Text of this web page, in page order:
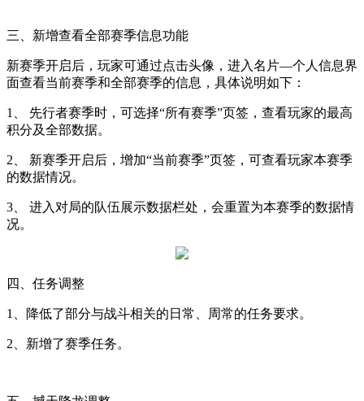
三、新增查看全部赛季信息功能
新赛季开启后， 玩家可通过点击头像，进入名片—个人信息界
面查看当前赛季和全部赛季的信息，具体说明如下：
1
、 先行者赛季时，可选择“所有赛季”页签，查看玩家的最高
积分及全部数据。
2 、 新赛季开启后，增加“当前赛季”页签，可查看玩家本赛季
的数据情况。
3 、 进入对局的队伍展示数据栏处，会重置为本赛季的数据情
况。
四、任务调整
1 、降低了部分与战斗相关的日常、周常的任务要求。
2 、新增了赛季任务。